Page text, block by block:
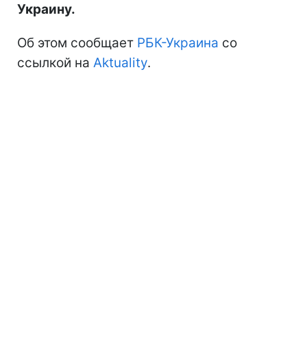
Украину.
Об этом сообщает РБК-Украина со
ссылкой на Aktuality.